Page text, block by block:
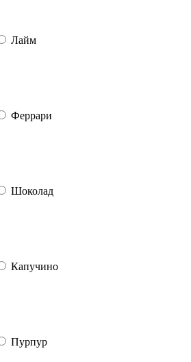
Лайм
Феррари
Шоколад
Капучино
Пурпур